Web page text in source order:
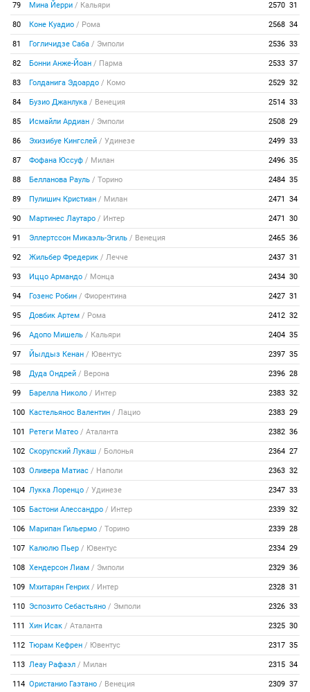
79 Мина Йерри / Кальяри 2570 31
80 Коне Куадио / Рома 2568 34
81 Гогличидзе Саба / Эмполи 2536 33
82 Бонни Анже-Йоан / Парма 2533 37
83 Голданига Эдоардо / Комо 2529 32
84 Бузио Джанлука / Венеция 2514 33
85 Исмайли Ардиан / Эмполи 2508 29
86 Эхизибуе Кингслей / Удинезе 2499 33
87 Фофана Юссуф / Милан 2496 35
88 Белланова Рауль / Торино 2484 35
89 Пулишич Кристиан / Милан 2471 34
90 Мартинес Лаутаро / Интер 2471 30
91 Эллертссон Микаэль-Эгиль / Венеция 2465 36
92 Жильбер Фредерик / Лечче 2437 31
93 Иццо Армандо / Монца 2434 30
94 Гозенс Робин / Фиорентина 2427 31
95 Довбик Артем / Рома 2412 32
96 Адопо Мишель / Кальяри 2404 35
97 Йылдыз Кенан / Ювентус 2397 35
98 Дуда Ондрей / Верона 2396 28
99 Барелла Николо / Интер 2383 32
100 Кастельянос Валентин / Лацио 2383 29
101 Ретеги Матео / Аталанта 2382 36
102 Скорупский Лукаш / Болонья 2364 27
103 Оливера Матиас / Наполи 2363 32
104 Лукка Лоренцо / Удинезе 2347 33
105 Бастони Алессандро / Интер 2339 32
106 Марипан Гильермо / Торино 2339 28
107 Калюлю Пьер / Ювентус 2334 29
108 Хендерсон Лиам / Эмполи 2329 36
109 Мхитарян Генрих / Интер 2328 31
110 Эспозито Себастьяно / Эмполи 2326 33
111 Хин Исак / Аталанта 2325 30
112 Тюрам Кефрен / Ювентус 2317 35
113 Леау Рафаэл / Милан 2315 34
114 Ористанио Гаэтано / Венеция 2309 37